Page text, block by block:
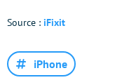
Source : iFixit
iPhone